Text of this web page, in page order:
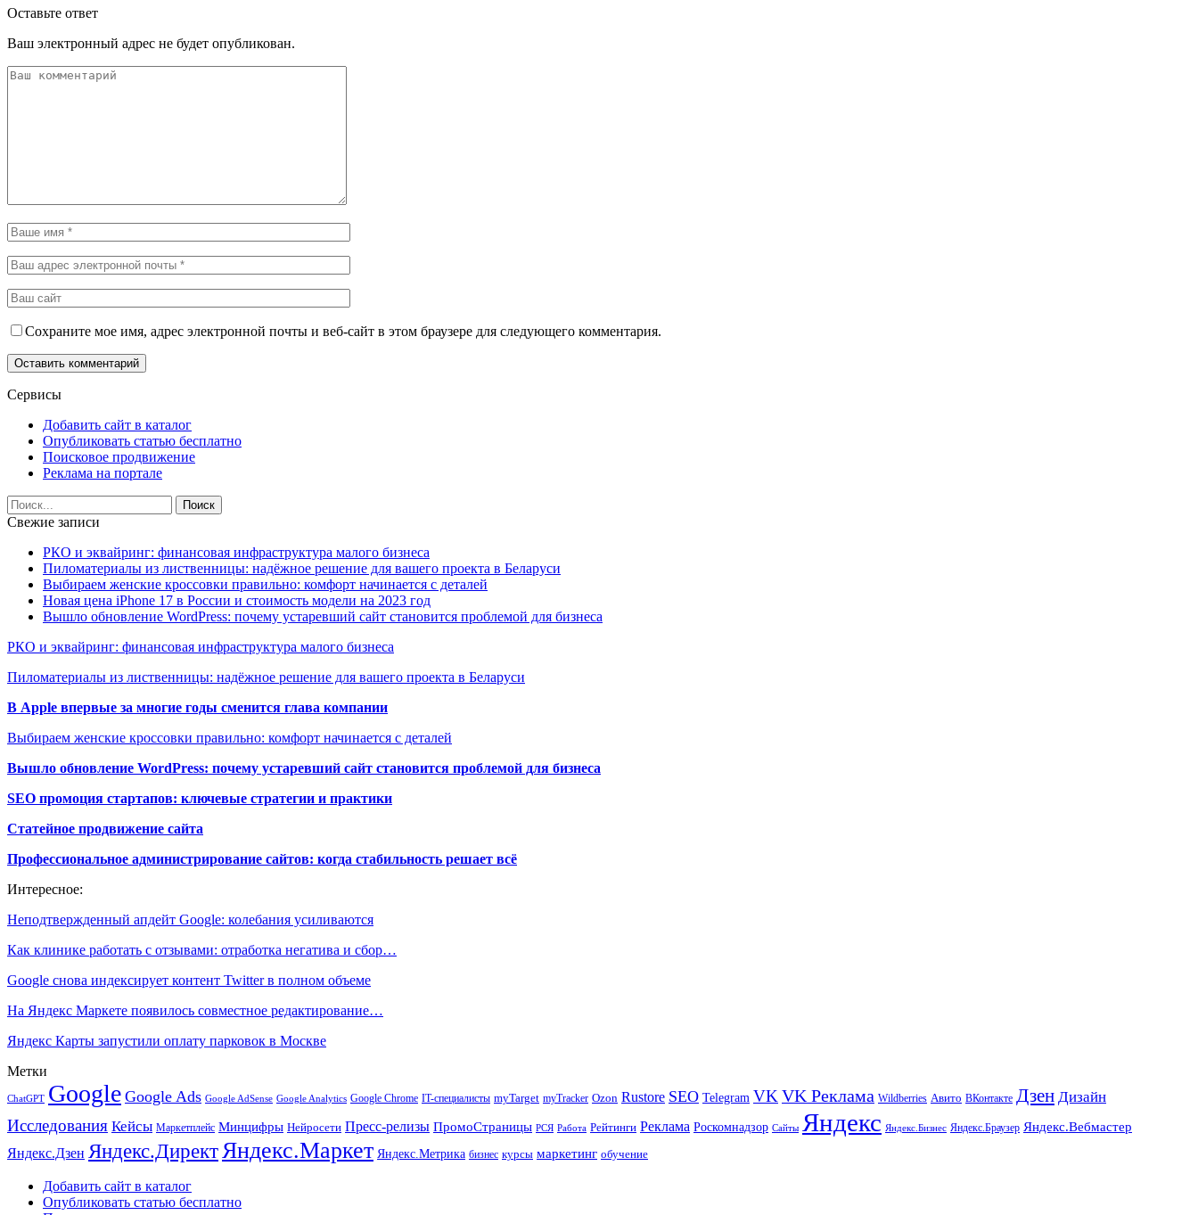
Оставьте ответ
Ваш электронный адрес не будет опубликован.
Сохраните мое имя, адрес электронной почты и веб-сайт в этом браузере для следующего комментария.
Сервисы
Добавить сайт в каталог
Опубликовать статью бесплатно
Поисковое продвижение
Реклама на портале
Свежие записи
РКО и эквайринг: финансовая инфраструктура малого бизнеса
Пиломатериалы из лиственницы: надёжное решение для вашего проекта в Беларуси
Выбираем женские кроссовки правильно: комфорт начинается с деталей
Новая цена iPhone 17 в России и стоимость модели на 2023 год
Вышло обновление WordPress: почему устаревший сайт становится проблемой для бизнеса
РКО и эквайринг: финансовая инфраструктура малого бизнеса
Пиломатериалы из лиственницы: надёжное решение для вашего проекта в Беларуси
В Apple впервые за многие годы сменится глава компании
Выбираем женские кроссовки правильно: комфорт начинается с деталей
Вышло обновление WordPress: почему устаревший сайт становится проблемой для бизнеса
SEO промоция стартапов: ключевые стратегии и практики
Статейное продвижение сайта
Профессиональное администрирование сайтов: когда стабильность решает всё
Интересное:
Неподтвержденный апдейт Google: колебания усиливаются
Как клинике работать с отзывами: отработка негатива и сбор…
Google снова индексирует контент Twitter в полном объеме
На Яндекс Маркете появилось совместное редактирование…
Яндекс Карты запустили оплату парковок в Москве
Метки
ChatGPT Google Google Ads Google AdSense Google Analytics Google Chrome IT-специалисты myTarget myTracker Ozon Rustore SEO Telegram VK VK Реклама Wildberries Авито ВКонтакте Дзен Дизайн
Исследования Кейсы Маркетплейс Минцифры Нейросети Пресс-релизы ПромоСтраницы РСЯ Работа Рейтинги Реклама Роскомнадзор Сайты Яндекс Яндекс.Бизнес Яндекс.Браузер Яндекс.Вебмастер
Яндекс.Дзен Яндекс.ДиректЯндекс.Маркет Яндекс.Метрика бизнес курсы маркетинг обучение
Добавить сайт в каталог
Опубликовать статью бесплатно